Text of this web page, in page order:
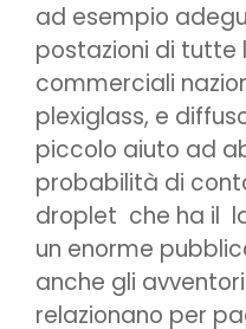
ad esempio
postazioni di tutte
commerciali
plexiglass, e
piccolo aiuto ad
probabilità di
droplet che ha il
un enorme
anche gli
relazionano per